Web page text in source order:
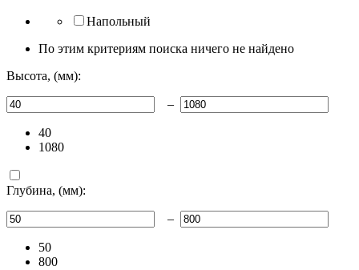
Напольный
По этим критериям поиска ничего не найдено
Высота, (мм):
–
40
1080
Глубина, (мм):
–
50
800